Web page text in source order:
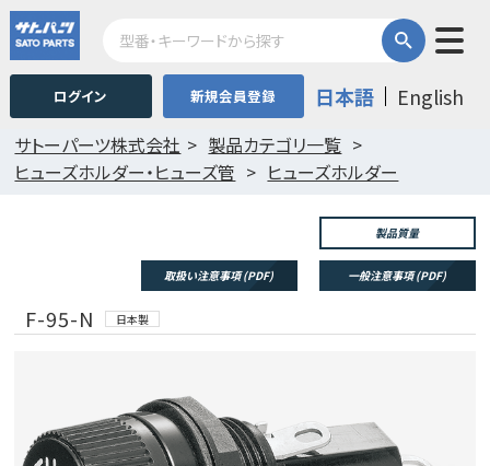
ログイン 新規会員登録 日本語 English
サトーパーツ株式会社
製品カテゴリ一覧
ヒューズホルダー・ヒューズ管
ヒューズホルダー
製品質量
取扱い注意事項 (PDF) 一般注意事項 (PDF)
F-95-N 日本製